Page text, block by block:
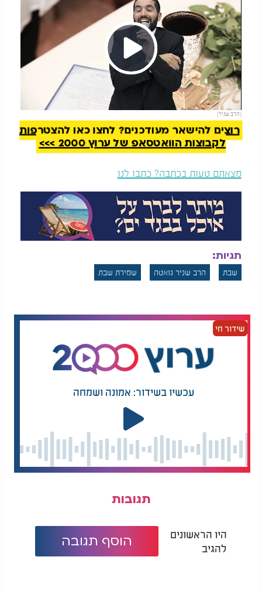
Play
Video
(הרב שניר)
להמשך קריאה
רוצים להישאר מעודכנים? לחצו כאן להצטרפות
לקבוצות הוואטסאפ של ערוץ 2000 >>>
מצאתם טעות בכתבה? כתבו לנו
תגיות:
שבת הרב שניר גואטה שמירת שבת
שידור חי
עכשיו בשידור: אמונה ושמחה
תגובות
היו הראשונים
להגיב
הוסף תגובה